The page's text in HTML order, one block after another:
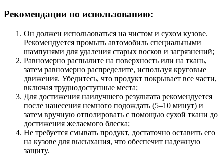
Рекомендации по использованию:
Он должен использоваться на чистом и сухом кузове.
Рекомендуется промыть автомобиль специальными
шампунями для удаления старых восков и загрязнений;
Равномерно распылите на поверхность или на ткань,
затем равномерно распределите, используя круговые
движения. Убедитесь, что продукт покрывает все части,
включая труднодоступные места;
Для достижения наилучшего результата рекомендуется
после нанесения немного подождать (5–10 минут) и
затем вручную отполировать с помощью сухой ткани до
достижения желаемого блеска;
Не требуется смывать продукт, достаточно оставить его
на кузове для высыхания, что обеспечит надежную
защиту.